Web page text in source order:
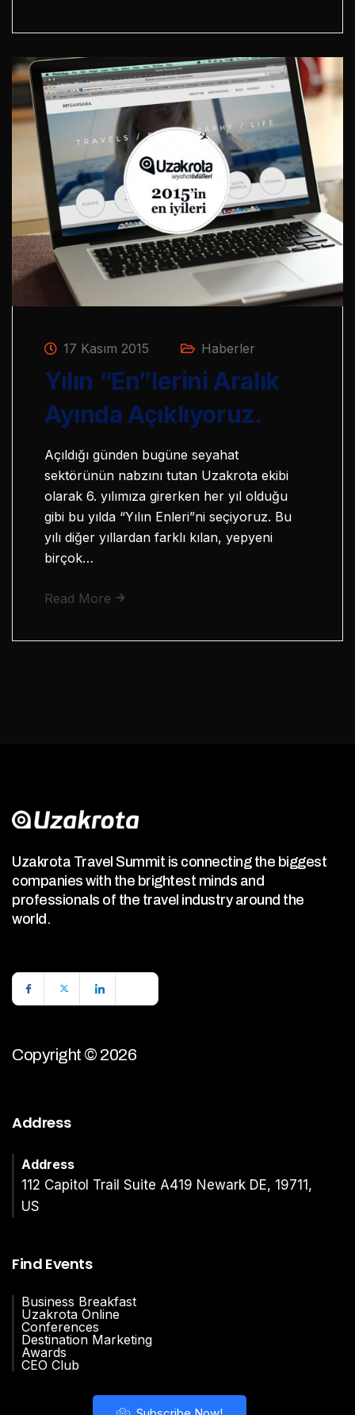
17 Kasım 2015 Haberler
Yılın “En”lerini Aralık
Ayında Açıklıyoruz.
Açıldığı günden bugüne seyahat
sektörünün nabzını tutan Uzakrota ekibi
olarak 6. yılımıza girerken her yıl olduğu
gibi bu yılda “Yılın Enleri”ni seçiyoruz. Bu
yılı diğer yıllardan farklı kılan, yepyeni
birçok…
Read More
Uzakrota Travel Summit is connecting the biggest
companies with the brightest minds and
professionals of the travel industry around the
world.
Copyright © 2026
Address
Address
112 Capitol Trail Suite A419 Newark DE, 19711,
US
Find Events
Business Breakfast
Uzakrota Online
Conferences
Destination Marketing
Awards
CEO Club